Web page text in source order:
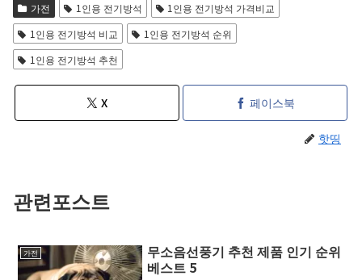
가전 1인용 전기방석
1인용 전기방석 가격비교
1인용 전기방석 비교
1인용 전기방석 순위
1인용 전기방석 추천
X 페이스북
핫띵
관련포스트
가전
무소음선풍기 추천 제품 인기 순위
베스트 5